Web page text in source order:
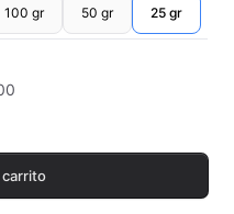
100 gr 50 gr 25 gr
carrito